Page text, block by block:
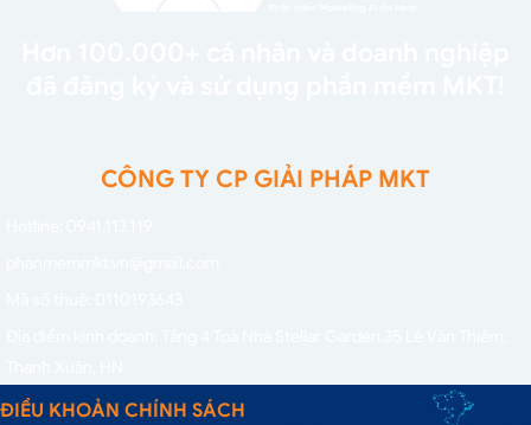
CÔNG TY CP GIẢI PHÁP MKT
ĐIỀU KHOẢN CHÍNH SÁCH